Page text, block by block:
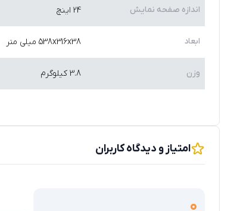
اندازه صفحه نمایش 24 اینچ
ابعاد 538x316x38 میلی‌ متر
وزن 3.8 کیلوگرم
امتیاز و دیدگاه کاربران
0